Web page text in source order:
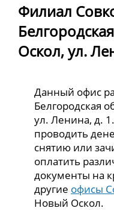
Филиал
Оскол, ул.
Данный офис
Белгородская
ул. Ленина, д.
проводить
снятию или
оплатить
документы на
другие офисы
Новый Оскол.